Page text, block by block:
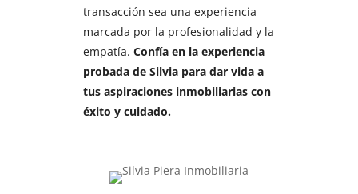
transacción sea una experiencia
marcada por la profesionalidad y la
empatía. Confía en la experiencia
probada de Silvia para dar vida a
tus aspiraciones inmobiliarias con
éxito y cuidado.